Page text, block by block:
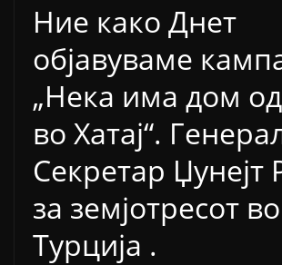
Ние како Днет
објавуваме
„Нека има дом
во Хатај“.
Секретар Џунејт
за земјотресот во
Турција .